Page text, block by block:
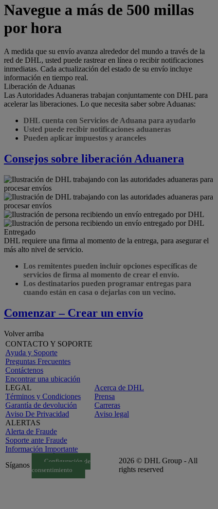
Navegue a más de 500 millas
por hora
A medida que su envío avanza alrededor del mundo a través de la
red de DHL, usted puede rastrear en línea o recibir notificaciones
inmediatas. Cada actualización del estado de su envío incluye
información en tiempo real.
Liberación de Aduanas
Las Autoridades Aduaneras trabajan conjuntamente con DHL para
acelerar las liberaciones. Lo que necesita saber sobre Aduanas:
DHL cuenta con Servicios de Aduana para ayudarlo
Usted puede recibir notificaciones aduaneras
Pueden aplicar impuestos y aranceles
Consejos sobre liberación Aduanera
Entregado
DHL requiere una firma al momento de la entrega, para asegurar el
más alto nivel de servicio.
Los remitentes pueden incluir opciones específicas de
servicios de firma al momento de crear el envío.
Los destinatarios pueden programar entregas para
cuando están en casa o dejarlas con un vecino.
Comenzar – Crear un envío
Volver arriba
CONTACTO Y SOPORTE
Ayuda y Soporte
Preguntas Frecuentes
Contáctenos
Encontrar una ubicación
LEGAL
Términos y Condiciones
Garantía de devolución
Aviso De Privacidad
ALERTAS
Alerta de Fraude
Soporte ante Fraude
Información Importante
Acerca de DHL
Prensa
Carreras
Aviso legal
Síganos
Configuración de
consentimiento
2026 © DHL Group - All
rights reserved